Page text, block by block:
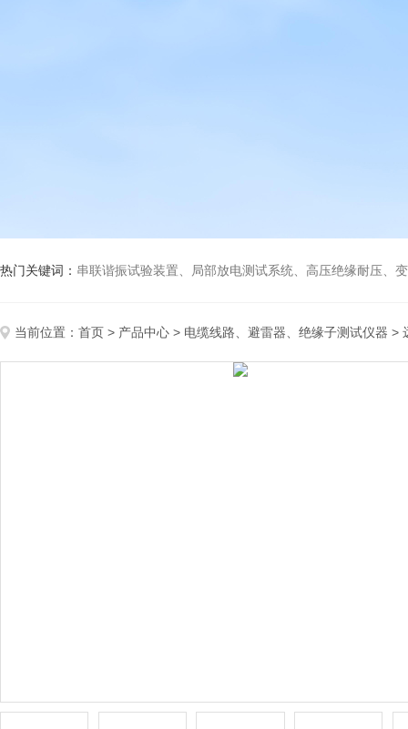
热门关键词： 串联谐振试验装置、局部放电测试系统、高压绝缘耐压、变
当前位置： 首页 > 产品中心 > 电缆线路、避雷器、绝缘子测试仪器 >